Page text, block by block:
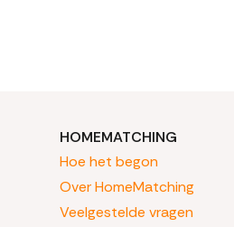
HOMEMATCHING
Hoe het begon
Over HomeMatching
Veelgestelde vragen